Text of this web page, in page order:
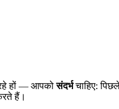
रहे हों — आपकोसंदर्भचाहिए:
हैं।